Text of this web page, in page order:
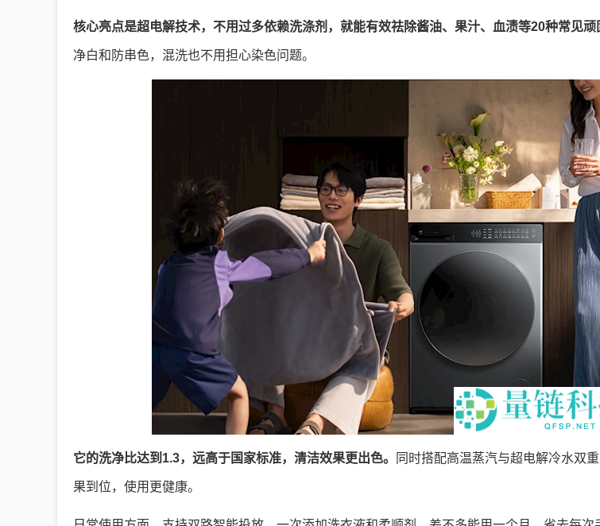
核心亮点是超电解技术，不用过多依赖洗涤剂，就能有效祛除酱油、果汁、血渍等20种常见顽
净白和防串色，混洗也不用担心染色问题。
它的洗净比达到1.3，远高于国家标准，清洁效果更出色。 同时搭配高温蒸汽与超电解冷水双
果到位，使用更健康。